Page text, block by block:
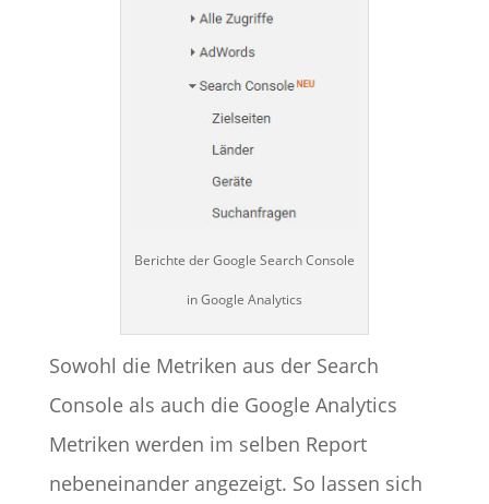
Berichte der Google Search Console
in Google Analytics
Sowohl die Metriken aus der Search
Console als auch die Google Analytics
Metriken werden im selben Report
nebeneinander angezeigt. So lassen sich